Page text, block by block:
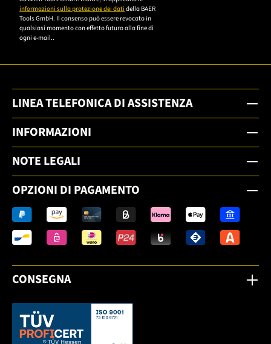
informazioni sulla protezione dei dati della BAER
Tools GmbH. Il consenso può essere revocato in
qualsiasi momento con effetto futuro alla fine di
ogni e-mail..
LINEA TELEFONICA DI ASSISTENZA
INFORMAZIONI
NOTE LEGALI
OPZIONI DI PAGAMENTO
CONSEGNA
Dieser Link öffnet sich in einem neuen Tab.